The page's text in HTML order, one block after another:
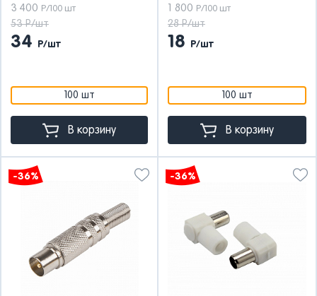
3 400 Р/100 шт
53 Р/шт
34 Р/шт
100 шт
В корзину
1 800 Р/100 шт
28 Р/шт
18 Р/шт
100 шт
В корзину
-36% -36%